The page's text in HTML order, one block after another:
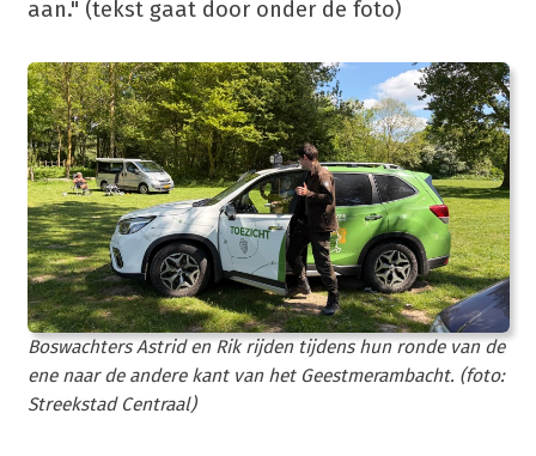
aan." (tekst gaat door onder de foto)
Boswachters Astrid en Rik rijden tijdens hun ronde van de
ene naar de andere kant van het Geestmerambacht. (foto:
Streekstad Centraal)